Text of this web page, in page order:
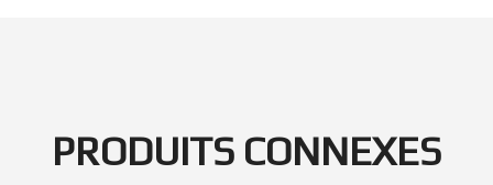
PRODUITS CONNEXES